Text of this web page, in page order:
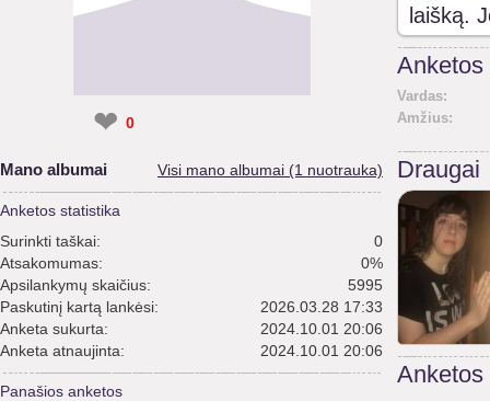
❤ 0
Mano albumai Visi mano albumai (1 nuotrauka)
Anketos statistika
Surinkti taškai:
0
Atsakomumas:
0%
Apsilankymų skaičius:
5995
Paskutinį kartą lankėsi:
2026.03.28 17:33
Anketa sukurta:
2024.10.01 20:06
Anketa atnaujinta:
2024.10.01 20:06
Panašios anketos
laišką.
Anketos
Vardas:
Amžius:
Draugai
Anketos